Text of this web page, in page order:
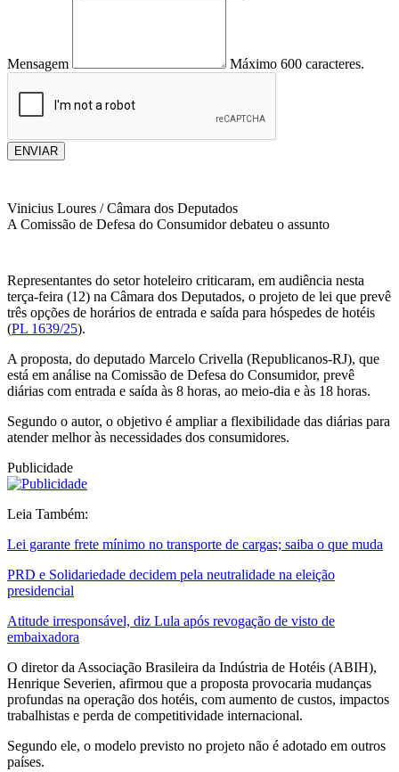
Mensagem Máximo 600 caracteres.
ENVIAR
Vinicius Loures / Câmara dos Deputados
A Comissão de Defesa do Consumidor debateu o assunto
Representantes do setor hoteleiro criticaram, em audiência nesta
terça-feira (12) na Câmara dos Deputados, o projeto de lei que prevê
três opções de horários de entrada e saída para hóspedes de hotéis
(PL 1639/25).
A proposta, do deputado Marcelo Crivella (Republicanos-RJ), que
está em análise na Comissão de Defesa do Consumidor, prevê
diárias com entrada e saída às 8 horas, ao meio-dia e às 18 horas.
Segundo o autor, o objetivo é ampliar a flexibilidade das diárias para
atender melhor às necessidades dos consumidores.
Publicidade
Leia Também:
Lei garante frete mínimo no transporte de cargas; saiba o que muda
PRD e Solidariedade decidem pela neutralidade na eleição
presidencial
Atitude irresponsável, diz Lula após revogação de visto de
embaixadora
O diretor da Associação Brasileira da Indústria de Hotéis (ABIH),
Henrique Severien, afirmou que a proposta provocaria mudanças
profundas na operação dos hotéis, com aumento de custos, impactos
trabalhistas e perda de competitividade internacional.
Segundo ele, o modelo previsto no projeto não é adotado em outros
países.